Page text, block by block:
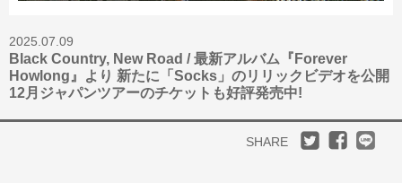
2025.07.09
Black Country, New Road / 最新アルバム『Forever
Howlong』より 新たに「Socks」のリリックビデオを公開
12月ジャパンツアーのチケットも好評発売中!
SHARE